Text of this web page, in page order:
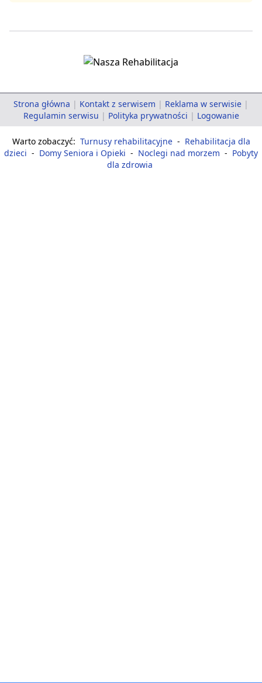
Strona główna | Kontakt z serwisem | Reklama w serwisie |
Regulamin serwisu | Polityka prywatności | Logowanie
Warto zobaczyć: Turnusy rehabilitacyjne - Rehabilitacja dla
dzieci - Domy Seniora i Opieki - Noclegi nad morzem - Pobyty
dla zdrowia